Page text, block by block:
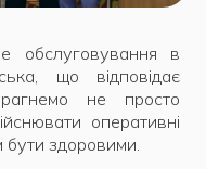
обслуговування в
що відповідає
не просто
оперативні
бути здоровими.